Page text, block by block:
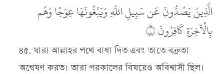
الَّذِينَ يَصُدُّونَ عَن سَبِيلِ اللَّهِ وَيَبْغُونَهَا عِوَجًا وَهُم
بِالْآخِرَةِ كَافِرُونَ ۝
৪৫. যারা আল্লাহর পথে বাধা দিত এবং তাতে বক্রতা
অন্বেষণ করত। তারা পরকালের বিষয়েও অবিশ্বাসী ছিল।